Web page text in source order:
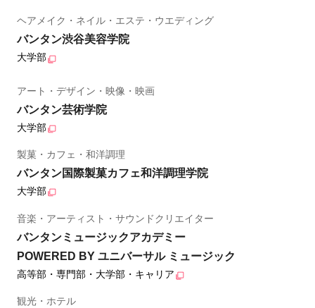
ヘアメイク・ネイル・エステ・ウエディング
バンタン渋谷美容学院
大学部
アート・デザイン・映像・映画
バンタン芸術学院
大学部
製菓・カフェ・和洋調理
バンタン国際製菓カフェ和洋調理学院
大学部
音楽・アーティスト・サウンドクリエイター
バンタンミュージックアカデミー
POWERED BY ユニバーサル ミュージック
高等部・専門部・大学部・キャリア
観光・ホテル